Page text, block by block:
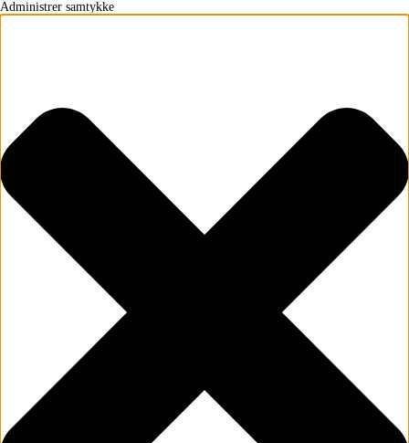
Administrer samtykke